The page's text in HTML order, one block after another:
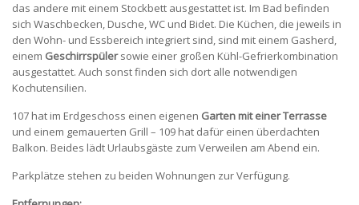
das andere mit einem Stockbett ausgestattet ist. Im Bad befinden
sich Waschbecken, Dusche, WC und Bidet. Die Küchen, die jeweils in
den Wohn- und Essbereich integriert sind, sind mit einem Gasherd,
einem Geschirrspülersowie einer großen Kühl-Gefrierkombination
ausgestattet. Auch sonst finden sich dort alle notwendigen
Kochutensilien.
107 hat im Erdgeschoss einen eigenen Garten mit einer Terrasse
und einem gemauerten Grill – 109 hat dafür einen überdachten
Balkon. Beides lädt Urlaubsgäste zum Verweilen am Abend ein.
Parkplätze stehen zu beiden Wohnungen zur Verfügung.